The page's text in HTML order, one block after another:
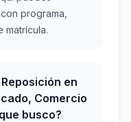
programa,
matrícula.
en
Comercio
busco?